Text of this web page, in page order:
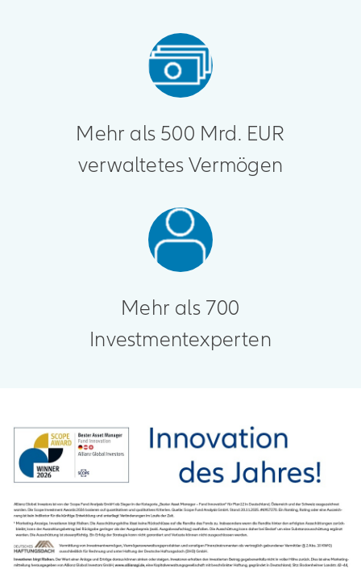
Mehr als 500 Mrd. EUR
verwaltetes Vermögen
Mehr als 700
Investmentexperten